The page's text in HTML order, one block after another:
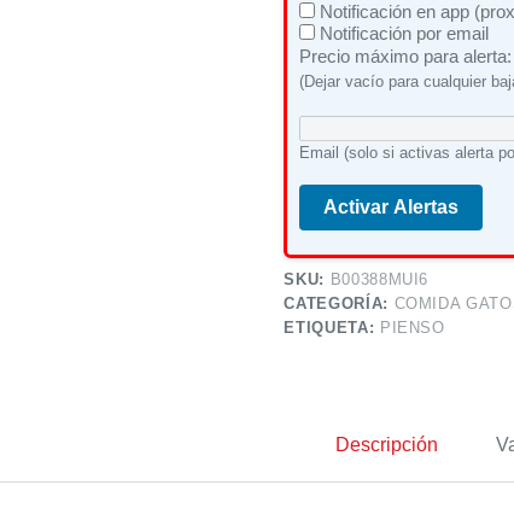
Notificación en app
Notificación por email
Precio máximo para alerta:
(Dejar vacío para cualquier
Email (solo si activas alerta
Activar Alertas
SKU: B00388MUI6
CATEGORÍA: COMIDA
ETIQUETA: PIENSO
Descripción